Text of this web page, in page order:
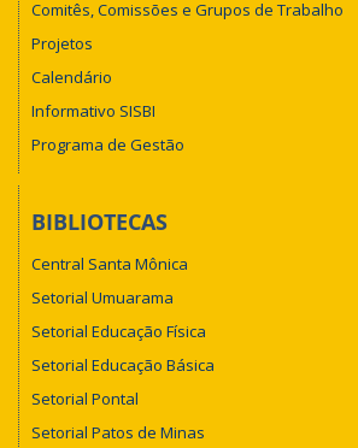
Comitês, Comissões e Grupos de Trabalho
Projetos
Calendário
Informativo SISBI
Programa de Gestão
BIBLIOTECAS
Central Santa Mônica
Setorial Umuarama
Setorial Educação Física
Setorial Educação Básica
Setorial Pontal
Setorial Patos de Minas